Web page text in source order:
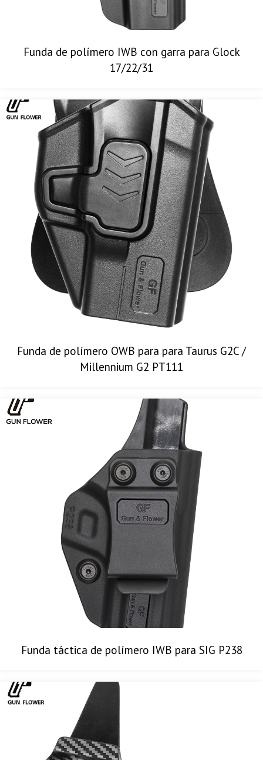
Funda de polímero IWB con garra para Glock
17/22/31
Funda de polímero OWB para para Taurus G2C /
Millennium G2 PT111
Funda táctica de polímero IWB para SIG P238